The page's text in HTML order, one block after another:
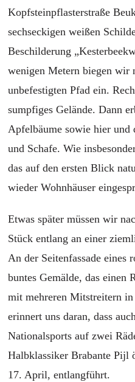
Kopfsteinpflasterstraße
sechseckigen weißen
Beschilderung
wenigen Metern biegen wir
unbefestigten Pfad ein.
sumpfiges Gelände. Dann
Apfelbäume sowie hier und
und Schafe. Wie
das auf den ersten Blick
wieder Wohnhäuser
Etwas später müssen wir
Stück entlang an einer
An der Seitenfassade eines
buntes Gemälde, das einen
mit mehreren Mitstreitern
erinnert uns daran, dass
Nationalsports auf zwei
Halbklassiker Brabante Pijl
17. April, entlangführt.